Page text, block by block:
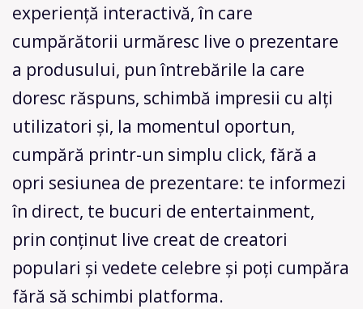
experienţă interactivă, în care
cumpărătorii urmăresc live o prezentare
a produsului, pun întrebările la care
doresc răspuns, schimbă impresii cu alţi
utilizatori şi, la momentul oportun,
cumpără printr-un simplu click, fără a
opri sesiunea de prezentare: te informezi
în direct, te bucuri de entertainment,
prin conținut live creat de creatori
populari și vedete celebre și poți cumpăra
fără să schimbi platforma.